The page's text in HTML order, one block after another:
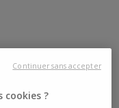
cookies ?
Continuer sans accepter